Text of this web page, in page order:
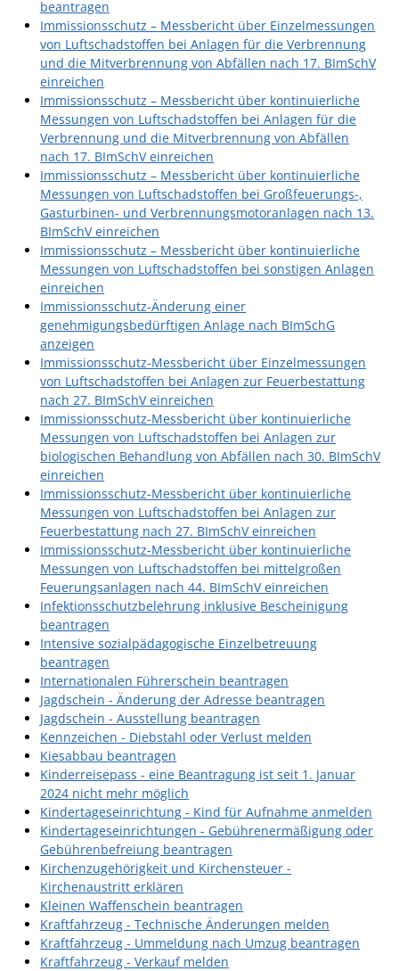
beantragen
Immissionsschutz – Messbericht über Einzelmessungen
von Luftschadstoffen bei Anlagen für die Verbrennung
und die Mitverbrennung von Abfällen nach 17. BImSchV
einreichen
Immissionsschutz – Messbericht über kontinuierliche
Messungen von Luftschadstoffen bei Anlagen für die
Verbrennung und die Mitverbrennung von Abfällen
nach 17. BImSchV einreichen
Immissionsschutz – Messbericht über kontinuierliche
Messungen von Luftschadstoffen bei Großfeuerungs-,
Gasturbinen- und Verbrennungsmotoranlagen nach 13.
BImSchV einreichen
Immissionsschutz – Messbericht über kontinuierliche
Messungen von Luftschadstoffen bei sonstigen Anlagen
einreichen
Immissionsschutz-Änderung einer
genehmigungsbedürftigen Anlage nach BImSchG
anzeigen
Immissionsschutz-Messbericht über Einzelmessungen
von Luftschadstoffen bei Anlagen zur Feuerbestattung
nach 27. BImSchV einreichen
Immissionsschutz-Messbericht über kontinuierliche
Messungen von Luftschadstoffen bei Anlagen zur
biologischen Behandlung von Abfällen nach 30. BImSchV
einreichen
Immissionsschutz-Messbericht über kontinuierliche
Messungen von Luftschadstoffen bei Anlagen zur
Feuerbestattung nach 27. BImSchV einreichen
Immissionsschutz-Messbericht über kontinuierliche
Messungen von Luftschadstoffen bei mittelgroßen
Feuerungsanlagen nach 44. BImSchV einreichen
Infektionsschutzbelehrung inklusive Bescheinigung
beantragen
Intensive sozialpädagogische Einzelbetreuung
beantragen
Internationalen Führerschein beantragen
Jagdschein - Änderung der Adresse beantragen
Jagdschein - Ausstellung beantragen
Kennzeichen - Diebstahl oder Verlust melden
Kiesabbau beantragen
Kinderreisepass - eine Beantragung ist seit 1. Januar
2024 nicht mehr möglich
Kindertageseinrichtung - Kind für Aufnahme anmelden
Kindertageseinrichtungen - Gebührenermäßigung oder
Gebührenbefreiung beantragen
Kirchenzugehörigkeit und Kirchensteuer -
Kirchenaustritt erklären
Kleinen Waffenschein beantragen
Kraftfahrzeug - Technische Änderungen melden
Kraftfahrzeug - Ummeldung nach Umzug beantragen
Kraftfahrzeug - Verkauf melden